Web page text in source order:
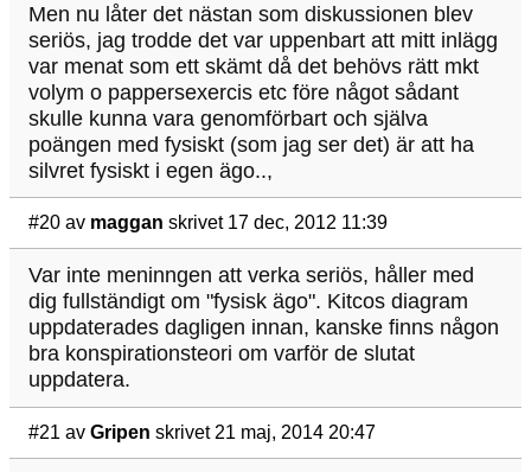
Men nu låter det nästan som diskussionen blev
seriös, jag trodde det var uppenbart att mitt inlägg
var menat som ett skämt då det behövs rätt mkt
volym o pappersexercis etc före något sådant
skulle kunna vara genomförbart och själva
poängen med fysiskt (som jag ser det) är att ha
silvret fysiskt i egen ägo..,
#20 av maggan skrivet 17 dec, 2012 11:39
Var inte meninngen att verka seriös, håller med
dig fullständigt om "fysisk ägo". Kitcos diagram
uppdaterades dagligen innan, kanske finns någon
bra konspirationsteori om varför de slutat
uppdatera.
#21 av Gripen skrivet 21 maj, 2014 20:47